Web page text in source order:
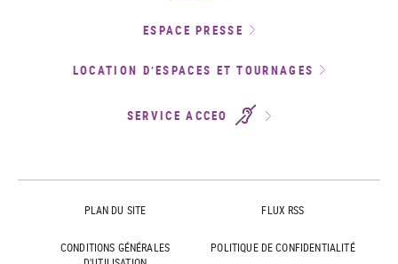
ESPACE PRESSE
LOCATION D’ESPACES ET TOURNAGES
SERVICE ACCEO
PLAN DU SITE FLUX RSS
CONDITIONS GÉNÉRALES
POLITIQUE DE CONFIDENTIALITÉ